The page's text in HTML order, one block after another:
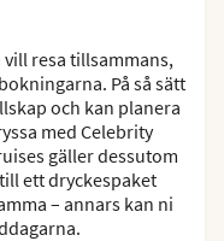
resa tillsammans,
På så sätt
och kan planera
med Celebrity
gäller dessutom
ett dryckespaket
– annars kan ni